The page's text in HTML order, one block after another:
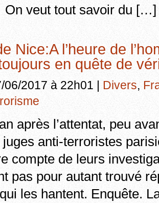
On veut tout savoir du […]
Nice:A l’heure de
en quête de
06/2017 à 22h01 | Divers,
après l’attentat, peu
anti-terroristes
compte de leurs
pas pour autant trouvé
les hantent. Enquête.